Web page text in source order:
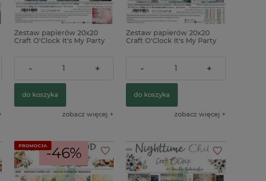
Zestaw papierów 20x20
Craft O'Clock It's My Party
39,00 zł
- +
do koszyka
zobacz więcej
Zestaw papierów 20x20
Craft O'Clock It's My Party
39,00 zł
- +
do koszyka
zobacz więcej
-46%
PROMOCJA